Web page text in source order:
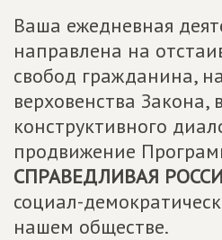
Ваша ежедневная
направлена на
свобод гражданина,
верховенства Закона,
конструктивного
продвижение
СПРАВЕДЛИВАЯ
социал-
нашем обществе.